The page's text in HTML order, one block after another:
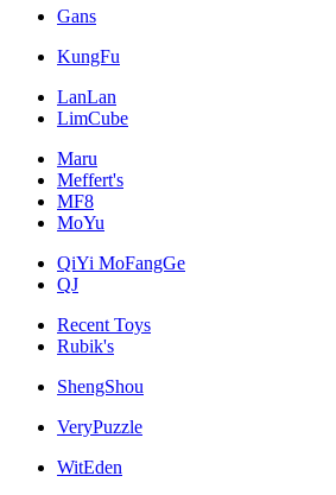
Gans
KungFu
LanLan
LimCube
Maru
Meffert's
MF8
MoYu
QiYi MoFangGe
QJ
Recent Toys
Rubik's
ShengShou
VeryPuzzle
WitEden